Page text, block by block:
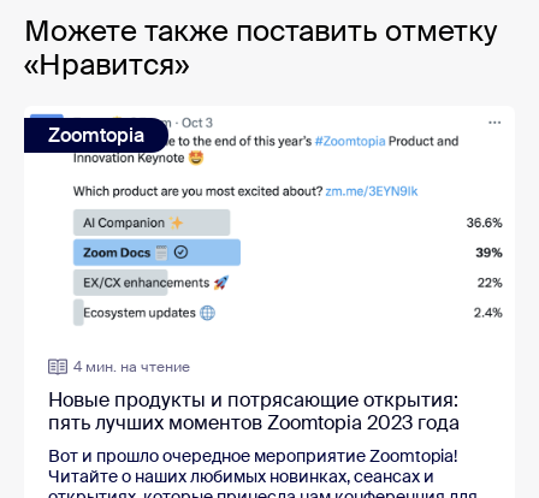
Можете также поставить отметку
«Нравится»
Zoomtopia
4 мин. на чтение
Новые продукты и потрясающие открытия:
пять лучших моментов Zoomtopia 2023 года
Вот и прошло очередное мероприятие Zoomtopia!
Читайте о наших любимых новинках, сеансах и